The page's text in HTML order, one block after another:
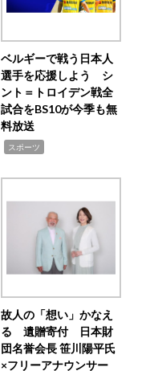
ベルギーで戦う日本人
選手を応援しよう シ
ント＝トロイデン戦全
試合をBS10が今季も無
料放送
スポーツ
故人の「想い」かなえ
る 遺贈寄付 日本財
団名誉会長 笹川陽平氏
×フリーアナウンサー